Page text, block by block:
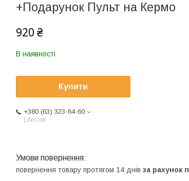
+Подарунок Пульт на Кермо
920 ₴
В наявності
Купити
+380 (63) 323-64-60
LifeCell
повернення товару протягом 14 днів за рахунок